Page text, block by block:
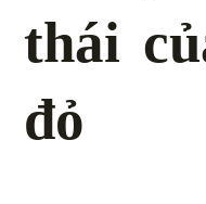
thái
đỏ